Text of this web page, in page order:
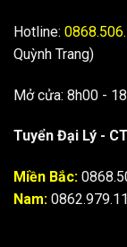
Hotline:
Quỳnh Trang)
Mở cửa: 8h00 -
Tuyển Đại Lý -
Miền Bắc:
Nam: